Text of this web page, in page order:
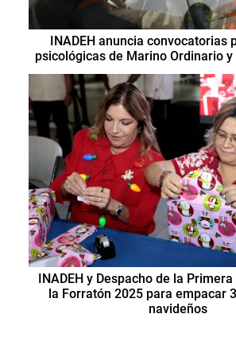
INADEH anuncia convocatorias
psicológicas de Marino Ordinario y
INADEH y Despacho de la
la Forratón 2025 para empacar
navideños